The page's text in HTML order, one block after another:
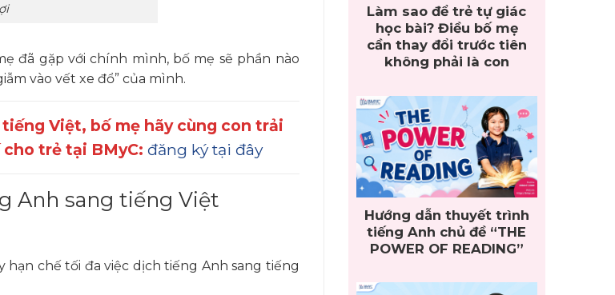
đã gặp với chính mình, bố mẹ sẽ phần nào
vào vết xe đổ” của mình.
Việt, bố mẹ hãy cùng con trải
trẻ tại BMyC: đăng ký tại đây
Anh sang tiếng Việt
chế tối đa việc dịch tiếng Anh sang tiếng
Làm sao để trẻ tự giác
học bài? Điều bố mẹ
cần thay đổi trước tiên
không phải là con
Hướng dẫn thuyết trình
tiếng Anh chủ đề “THE
POWER OF READING”